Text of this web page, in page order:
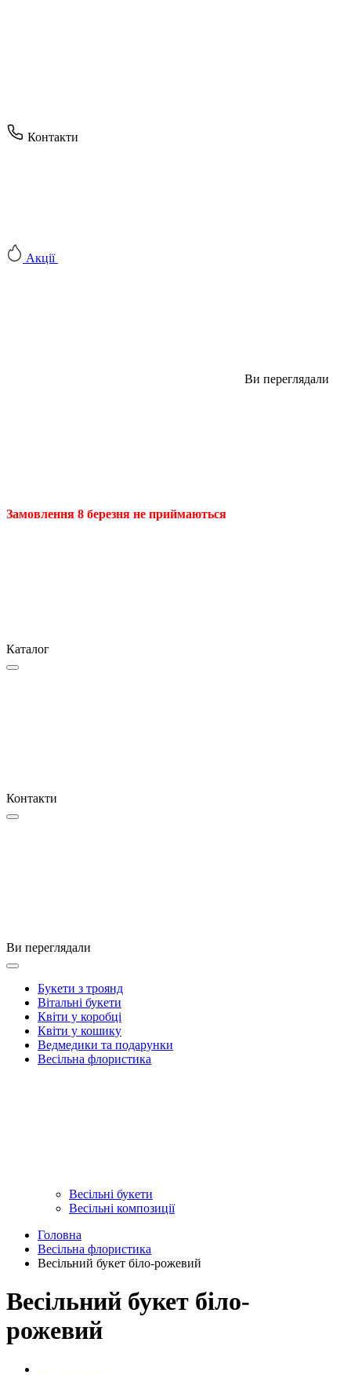
Контакти
Акції
Ви переглядали
Замовлення 8 березня не приймаються
Каталог
Контакти
Ви переглядали
Букети з троянд
Вітальні букети
Квіти у коробці
Квіти у кошику
Ведмедики та подарунки
Весільна флористика
Весільні букети
Весільні композиції
Головна
Весільна флористика
Весільний букет біло-рожевий
Весільний букет біло-
рожевий